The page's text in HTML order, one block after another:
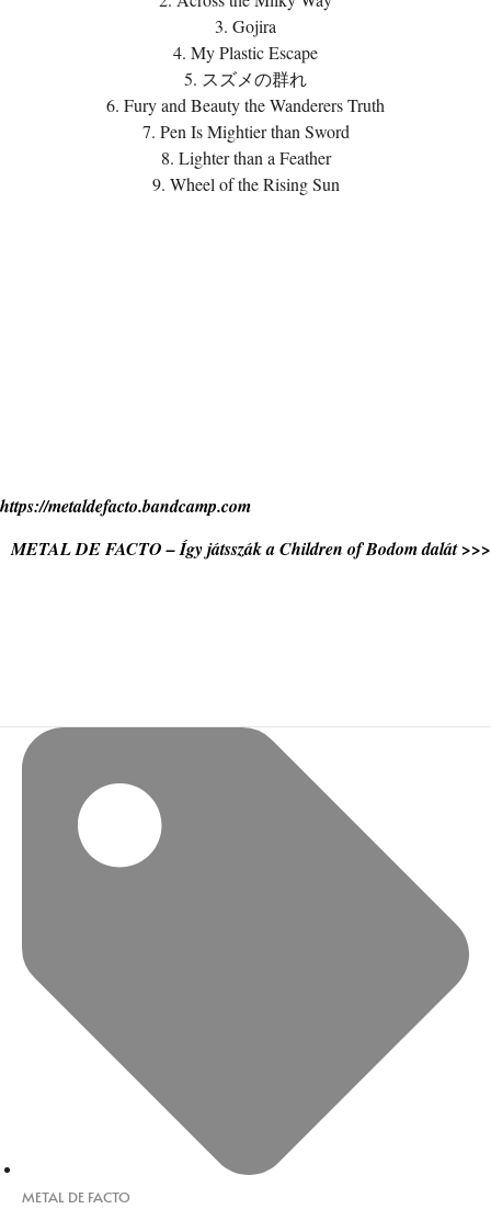
3. Gojira
4. My Plastic Escape
5. スズメの群れ
6. Fury and Beauty the Wanderers Truth
7. Pen Is Mightier than Sword
8. Lighter than a Feather
9. Wheel of the Rising Sun
https://metaldefacto.bandcamp.com
METAL DE FACTO – Így játsszák a Children of Bodom dalát >>>
METAL DE FACTO